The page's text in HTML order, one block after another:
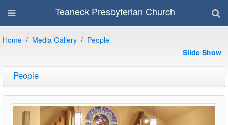
Teaneck Presbyterian Church
Home Media Gallery
People
Slide Show
People